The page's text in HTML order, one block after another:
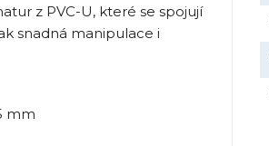
z PVC-U, které se spojují
snadná manipulace i